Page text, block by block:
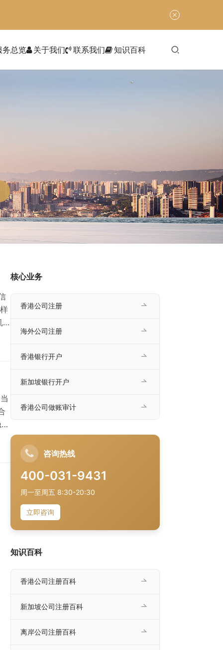
务总览 关于我们 联系我们 知识百科
核心业务
香港公司注册
海外公司注册
香港银行开户
新加坡银行开户
香港公司做账审计
咨询热线
400-031-9431
周一至周五 8:30-20:30
立即咨询
知识百科
香港公司注册百科
新加坡公司注册百科
离岸公司注册百科